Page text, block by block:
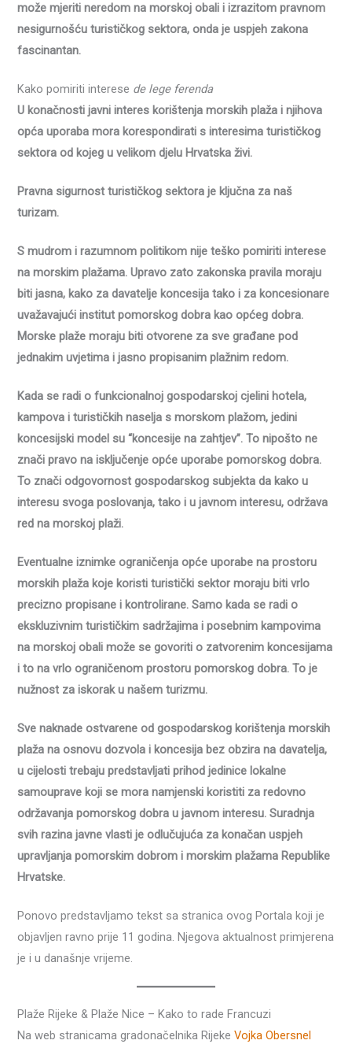
može mjeriti neredom na morskoj obali i izrazitom pravnom
nesigurnošću turističkog sektora, onda je uspjeh zakona
fascinantan.
Kako pomiriti interese de lege ferenda
U konačnosti javni interes korištenja morskih plaža i njihova
opća uporaba mora korespondirati s interesima turističkog
sektora od kojeg u velikom djelu Hrvatska živi.
Pravna sigurnost turističkog sektora je ključna za naš
turizam.
S mudrom i razumnom politikom nije teško pomiriti interese
na morskim plažama. Upravo zato zakonska pravila moraju
biti jasna, kako za davatelje koncesija tako i za koncesionare
uvažavajući institut pomorskog dobra kao općeg dobra.
Morske plaže moraju biti otvorene za sve građane pod
jednakim uvjetima i jasno propisanim plažnim redom.
Kada se radi o funkcionalnoj gospodarskoj cjelini hotela,
kampova i turističkih naselja s morskom plažom, jedini
koncesijski model su “koncesije na zahtjev”. To nipošto ne
znači pravo na isključenje opće uporabe pomorskog dobra.
To znači odgovornost gospodarskog subjekta da kako u
interesu svoga poslovanja, tako i u javnom interesu, održava
red na morskoj plaži.
Eventualne iznimke ograničenja opće uporabe na prostoru
morskih plaža koje koristi turistički sektor moraju biti vrlo
precizno propisane i kontrolirane. Samo kada se radi o
ekskluzivnim turističkim sadržajima i posebnim kampovima
na morskoj obali može se govoriti o zatvorenim koncesijama
i to na vrlo ograničenom prostoru pomorskog dobra. To je
nužnost za iskorak u našem turizmu.
Sve naknade ostvarene od gospodarskog korištenja morskih
plaža na osnovu dozvola i koncesija bez obzira na davatelja,
u cijelosti trebaju predstavljati prihod jedinice lokalne
samouprave koji se mora namjenski koristiti za redovno
održavanja pomorskog dobra u javnom interesu. Suradnja
svih razina javne vlasti je odlučujuća za konačan uspjeh
upravljanja pomorskim dobrom i morskim plažama Republike
Hrvatske.
Ponovo predstavljamo tekst sa stranica ovog Portala koji je
objavljen ravno prije 11 godina. Njegova aktualnost primjerena
je i u današnje vrijeme.
Plaže Rijeke & Plaže Nice – Kako to rade Francuzi
Na web stranicama gradonačelnika RijekeVojka Obersnel